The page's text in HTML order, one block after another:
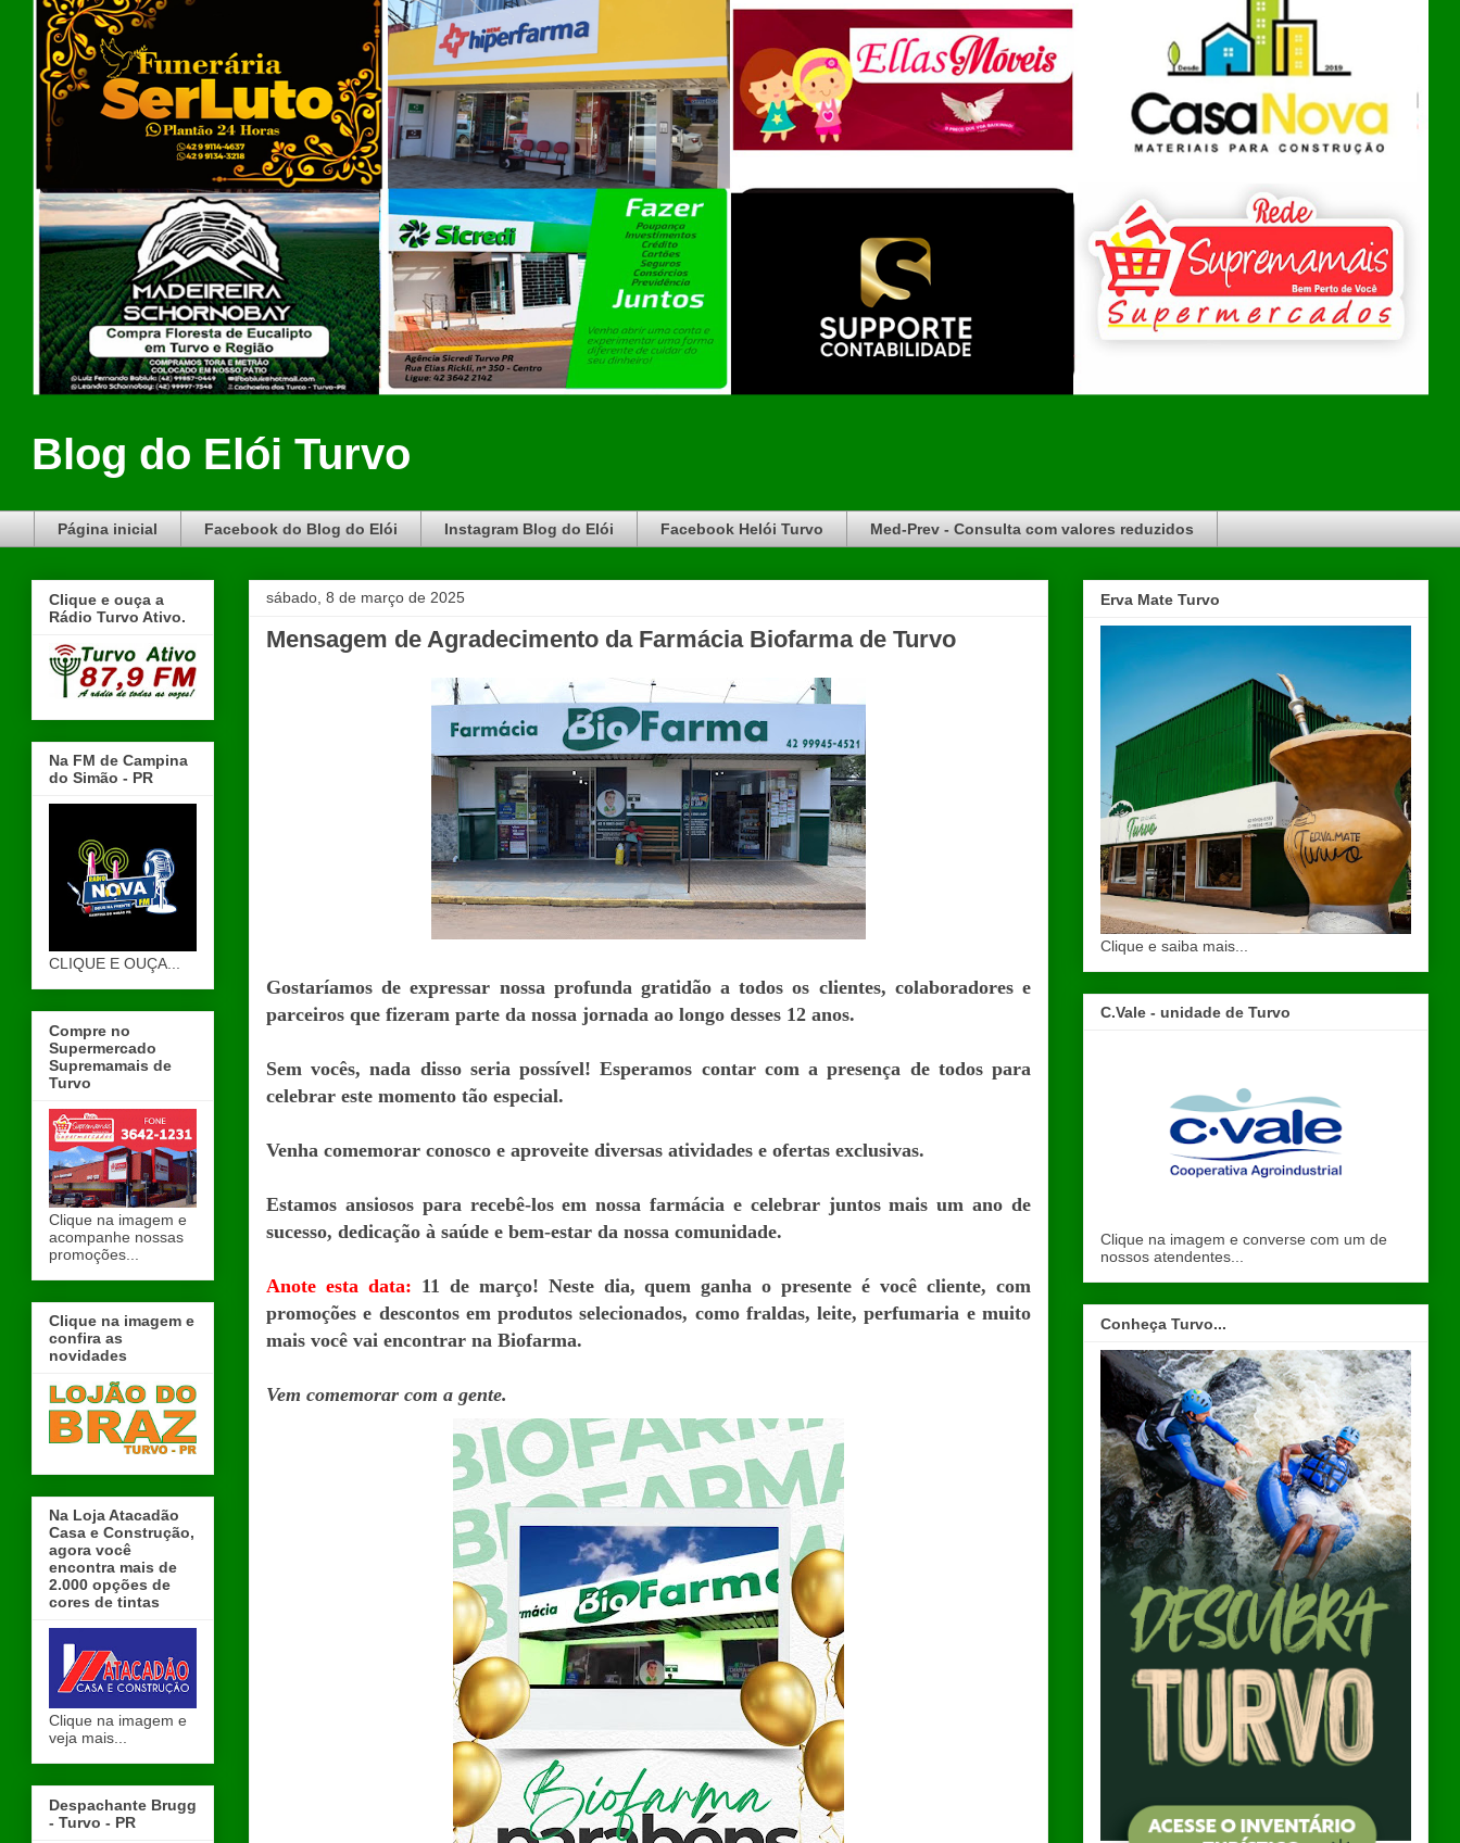
Blog do Elói Turvo
Página inicial Facebook do Blog do Elói Instagram Blog do Elói Facebook Helói Turvo Med-Prev - Consulta com valores reduzidos
sábado, 8 de março de 2025
Mensagem de Agradecimento da Farmácia Biofarma de Turvo
Gostaríamos de expressar nossa profunda gratidão a todos os clientes, colaboradores e
parceiros que fizeram parte da nossa jornada ao longo desses 12 anos.
Sem vocês, nada disso seria possível! Esperamos contar com a presença de todos para
celebrar este momento tão especial.
Venha comemorar conosco e aproveite diversas atividades e ofertas exclusivas.
Estamos ansiosos para recebê-los em nossa farmácia e celebrar juntos mais um ano de
sucesso, dedicação à saúde e bem-estar da nossa comunidade.
Anote esta data: 11 de março! Neste dia, quem ganha o presente é você cliente, com
promoções e descontos em produtos selecionados, como fraldas, leite, perfumaria e muito
mais você vai encontrar na Biofarma.
Vem comemorar com a gente.
Clique e ouça a
Rádio Turvo Ativo.
Na FM de Campina
do Simão - PR
CLIQUE E OUÇA...
Compre no
Supermercado
Supremamais de
Turvo
Clique na imagem e
acompanhe nossas
promoções...
Clique na imagem e
confira as
novidades
Na Loja Atacadão
Casa e Construção,
agora você
encontra mais de
2.000 opções de
cores de tintas
Clique na imagem e
veja mais...
Despachante Brugg
- Turvo - PR
Erva Mate Turvo
Clique e saiba mais...
C.Vale - unidade de Turvo
Clique na imagem e converse com um de
nossos atendentes...
Conheça Turvo...